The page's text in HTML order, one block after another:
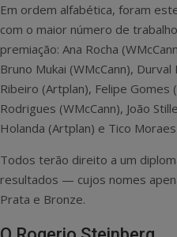
Em ordem alfabética, foram
com o maior número de
premiação: Ana Rocha
Bruno Mukai (WMcCann), Durval
Ribeiro (Artplan), Felipe Gomes
Rodrigues (WMcCann), João
Holanda (Artplan) e Tico
Todos terão direito a um
resultados — cujos nomes
Prata e Bronze.